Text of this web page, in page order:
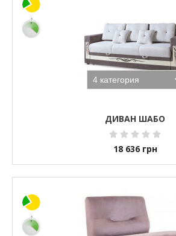
ДИВАН ШАБО
18 636 грн